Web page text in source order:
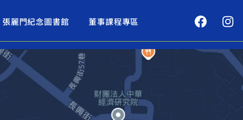
張麗門紀念圖書館 董事課程專區